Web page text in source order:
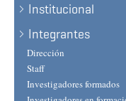
Institucional
Integrantes
Dirección
Staff
Investigadores formados